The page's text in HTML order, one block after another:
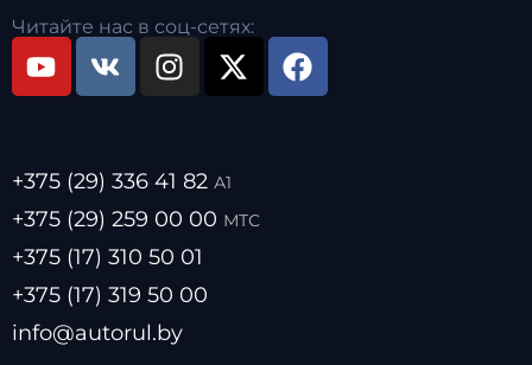
Читайте нас в соц-сетях:
+375 (29) 336 41 82 А1
+375 (29) 259 00 00 МТС
+375 (17) 310 50 01
+375 (17) 319 50 00
info@autorul.by